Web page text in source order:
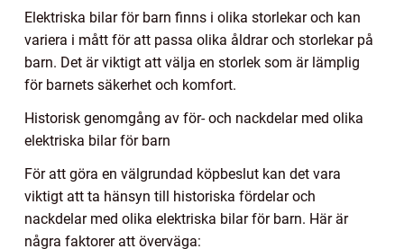
Elektriska bilar för barn finns i olika storlekar och kan
variera i mått för att passa olika åldrar och storlekar på
barn. Det är viktigt att välja en storlek som är lämplig
för barnets säkerhet och komfort.
Historisk genomgång av för- och nackdelar med olika
elektriska bilar för barn
För att göra en välgrundad köpbeslut kan det vara
viktigt att ta hänsyn till historiska fördelar och
nackdelar med olika elektriska bilar för barn. Här är
några faktorer att överväga: